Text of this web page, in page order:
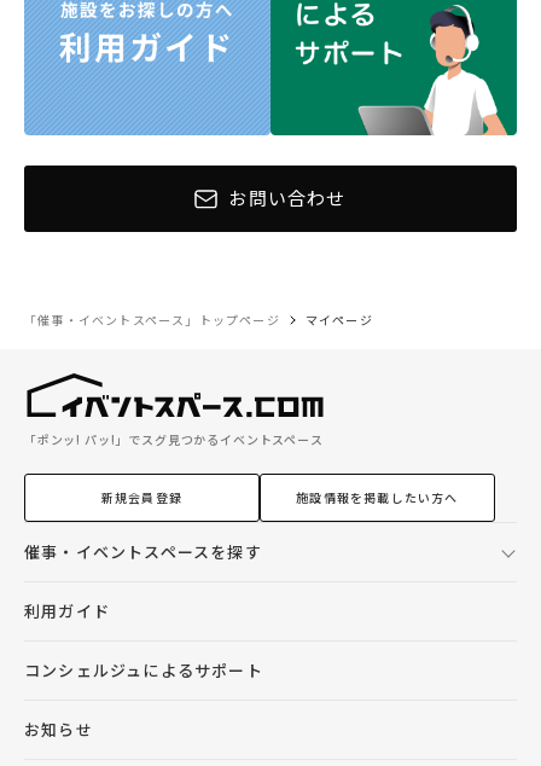
お問い合わせ
「催事・イベントスペース」トップページ マイページ
「ポンッ! パッ!」でスグ見つかるイベントスペース
新規会員登録 施設情報を掲載したい方へ
催事・イベントスペースを探す
利用ガイド
コンシェルジュによるサポート
お知らせ